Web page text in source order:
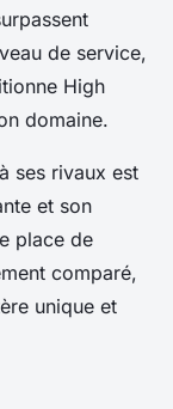
de service,
High
domaine.
ses rivaux est
et son
place de
comparé,
unique et